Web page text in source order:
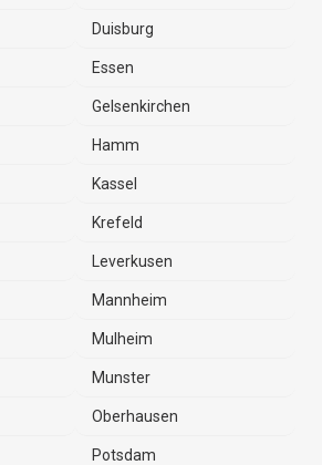
Duisburg
Essen
Gelsenkirchen
Hamm
Kassel
Krefeld
Leverkusen
Mannheim
Mulheim
Munster
Oberhausen
Potsdam